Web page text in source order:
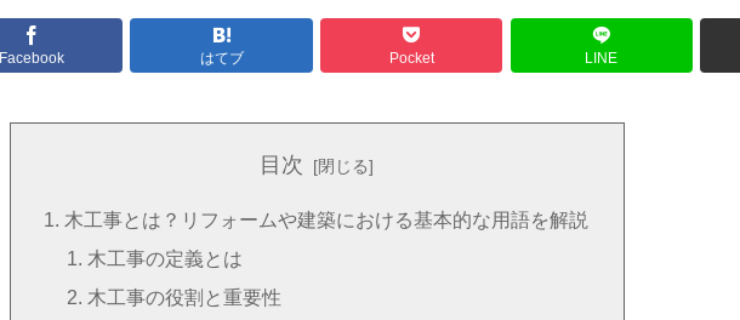
Facebook はてブ Pocket LINE
目次
木工事とは？リフォームや建築における基本的な用語を解説
木工事の定義とは
木工事の役割と重要性